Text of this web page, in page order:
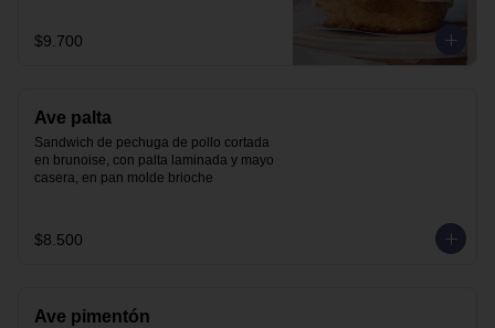
$9.700
Ave palta
Sandwich de pechuga de pollo cortada
en brunoise, con palta laminada y mayo
casera, en pan molde brioche
$8.500
Ave pimentón